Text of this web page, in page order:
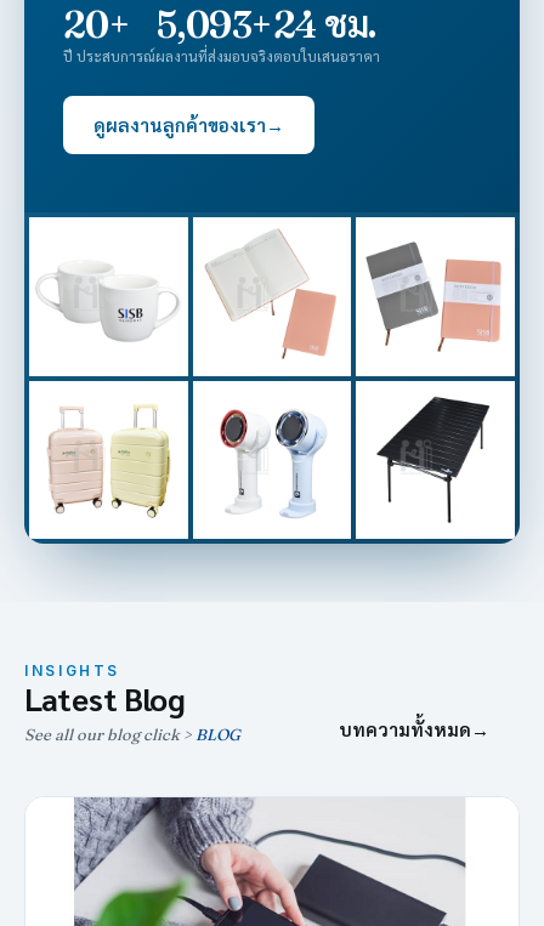
20+
ปี ประสบการณ์
5,093+
ผลงานที่ส่งมอบจริง
24 ชม.
ตอบใบเสนอราคา
ดูผลงานลูกค้าของเรา →
INSIGHTS
Latest Blog
See all our blog click > BLOG บทความทั้งหมด →